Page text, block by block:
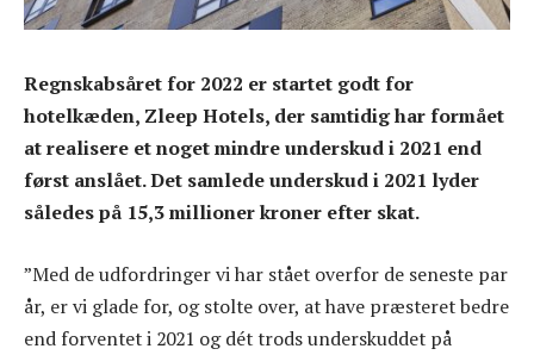
Regnskabsåret for 2022 er startet godt for
hotelkæden, Zleep Hotels, der samtidig har formået
at realisere et noget mindre underskud i 2021 end
først anslået. Det samlede underskud i 2021 lyder
således på 15,3 millioner kroner efter skat.
”Med de udfordringer vi har stået overfor de seneste par
år, er vi glade for, og stolte over, at have præsteret bedre
end forventet i 2021 og dét trods underskuddet på